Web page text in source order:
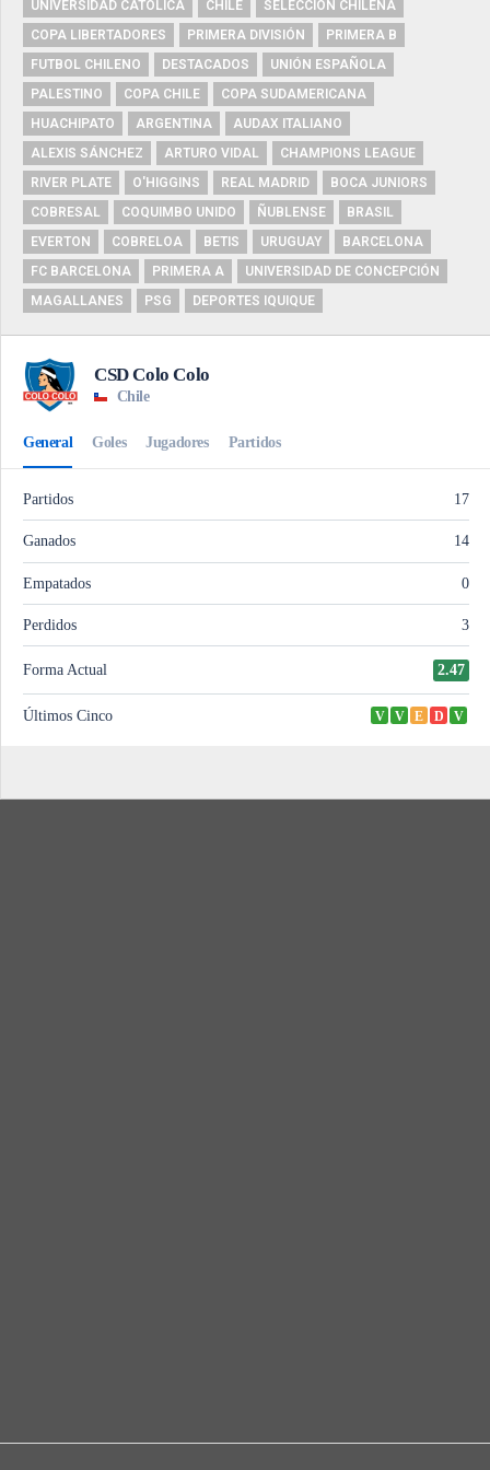
UNIVERSIDAD CATÓLICA
CHILE
SELECCIÓN CHILENA
COPA LIBERTADORES
PRIMERA DIVISIÓN
PRIMERA B
FUTBOL CHILENO
DESTACADOS
UNIÓN ESPAÑOLA
PALESTINO
COPA CHILE
COPA SUDAMERICANA
HUACHIPATO
ARGENTINA
AUDAX ITALIANO
ALEXIS SÁNCHEZ
ARTURO VIDAL
CHAMPIONS LEAGUE
RIVER PLATE
O'HIGGINS REAL MADRID
BOCA JUNIORS
COBRESAL
COQUIMBO UNIDO ÑUBLENSE
BRASIL
EVERTON
COBRELOA BETIS URUGUAY
BARCELONA
FC BARCELONA
PRIMERA A
UNIVERSIDAD DE CONCEPCIÓN
MAGALLANES
PSG DEPORTES IQUIQUE